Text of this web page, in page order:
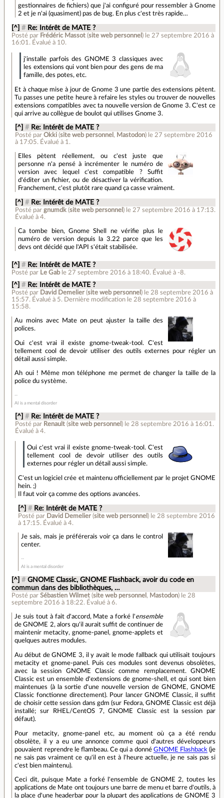
gestionnaires de fichiers) que j'ai configuré pour ressembler à Gnome
2 et je n'ai (quasiment) pas de bug. En plus c'est très rapide…
[^] # Re: Intérêt de MATE ?
Posté par Frédéric Massot (site web personnel ) le 27 septembre 2016 à
16:01 . Évalué à 10.
j'installe parfois des GNOME 3 classiques avec
les extensions qui vont bien pour des gens de ma
famille, des potes, etc.
Et à chaque mise à jour de Gnome 3 une partie des extensions pètent.
Tu passes une petite heure à refaire les styles ou trouver de nouvelles
extensions compatibles avec ta nouvelle version de Gnome 3. C'est ce
qui arrive au collègue de boulot qui utilises Gnome 3.
[^] # Re: Intérêt de MATE ?
Posté par Okki(site web personnel , Mastodon) le 27 septembre 2016
à 17:05. Évalué à 1 .
Elles pètent réellement, ou c'est juste que
personne n'a pensé à incrémenter le numéro de
version avec lequel c'est compatible ? Suffit
d'éditer un fichier, ou de désactiver la vérification.
Franchement, c'est plutôt rare quand ça casse vraiment.
[^] # Re: Intérêt de MATE ?
Posté par gnumdk(site web personnel ) le 27 septembre 2016 à 17:13.
Évalué à 4.
Ca tombe bien, Gnome Shell ne vérifie plus le
numéro de version depuis la 3.22 parce que les
devs ont décidé que l'API s'était stabilisée.
[^] # Re: Intérêt de MATE ?
Posté par Le Gab le 27 septembre 2016 à 18:40. Évalué à -8.
[^] # Re: Intérêt de MATE ?
Posté par David Demelier (site web personnel ) le 28 septembre 2016 à
15:57. Évalué à 5. Dernière modification le 28 septembre 2016 à
15:58.
Au moins avec Mate on peut ajuster la taille des
polices.
Oui c'est vrai il existe gnome-tweak-tool. C'est
tellement cool de devoir utiliser des outils externes pour régler un
détail aussi simple.
Ah oui ! Même mon téléphone me permet de changer la taille de la
police du système.
AI is a mental disorder
[^] # Re: Intérêt de MATE ?
Posté par Renault(site web personnel ) le 28 septembre 2016 à 16:01 .
Évalué à 4.
Oui c'est vrai il existe gnome-tweak-tool. C'est
tellement cool de devoir utiliser des outils
externes pour régler un détail aussi simple.
C'est un logiciel crée et maintenu officiellement par le projet GNOME
hein. ;)
Il faut voir ça comme des options avancées.
[^] # Re: Intérêt de MATE ?
Posté par David Demelier (site web personnel ) le 28 septembre 2016
à 17:15. Évalué à4.
Je sais, mais je préférerais voir ça dans le control
center.
AI is a mental disorder
[^] # GNOME Classic, GNOME Flashback, avoir du code en
commun dans des bibliothèques, …
Posté parSébastien Wilmet (site web personnel , Mastodon) le 28
septembre 2016 à 18:22. Évalué à6.
Je suis tout à fait d'accord, Mate a forké l'ensemble
de GNOME 2, alors qu'il aurait suffit de continuer de
maintenir metacity, gnome-panel, gnome-applets et
quelques autres modules.
Au début de GNOME 3, il y avait le mode fallback qui utilisait toujours
metacity et gnome-panel. Puis ces modules sont devenus obsolètes,
avec la session GNOME Classic comme remplacement. GNOME
Classic est un ensemble d'extensions de gnome-shell, et qui sont bien
maintenues (à la sortie d'une nouvelle version de GNOME, GNOME
Classic fonctionne directement). Pour lancer GNOME Classic, il suffit
de choisir cette session dans gdm (sur Fedora, GNOME Classic est déjà
installé; sur RHEL/CentOS 7, GNOME Classic est la session par
défaut).
Pour metacity, gnome-panel etc, au moment où ça a été rendu
obsolète, il y a eu une annonce comme quoi d'autres développeurs
pouvaient reprendre le flambeau. Ce qui a donné GNOME Flashback (je
ne sais pas vraiment ce qu'il en est à l'heure actuelle, je ne sais pas si
c'est bien maintenu).
Ceci dit, puisque Mate a forké l'ensemble de GNOME 2, toutes les
applications de Mate ont toujours une barre de menu et barre d'outils, à
la place d'une headerbar pour la plupart des applications de GNOME 3